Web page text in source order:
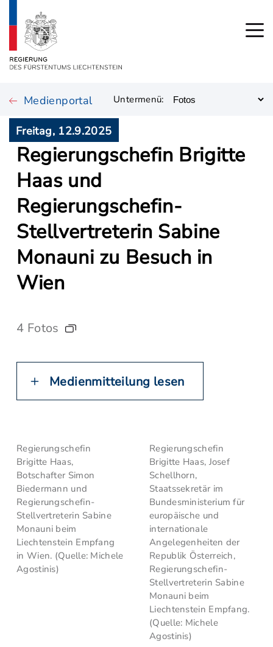
Medienportal Untermenü:
Freitag, 12.9.2025
Regierungschefin Brigitte
Haas und
Regierungschefin-
Stellvertreterin Sabine
Monauni zu Besuch in
Wien
4 Fotos
Medienmitteilung lesen
Regierungschefin
Brigitte Haas,
Botschafter Simon
Biedermann und
Regierungschefin-
Stellvertreterin Sabine
Monauni beim
Liechtenstein Empfang
in Wien. (Quelle: Michele
Agostinis)
Regierungschefin
Brigitte Haas, Josef
Schellhorn,
Staatssekretär im
Bundesministerium für
europäische und
internationale
Angelegenheiten der
Republik Österreich,
Regierungschefin-
Stellvertreterin Sabine
Monauni beim
Liechtenstein Empfang.
(Quelle: Michele
Agostinis)